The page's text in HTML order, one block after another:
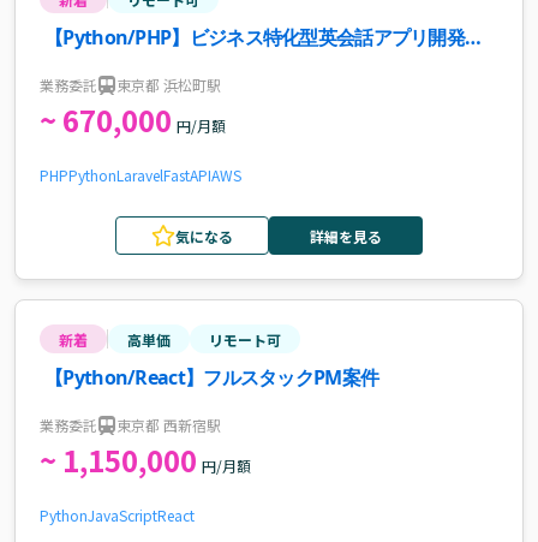
【Python/PHP】ビジネス特化型英会話アプリ開発の
業務委託 東京都 浜松町駅
~ 670,000 円/月額
PHPPythonLaravelFastAPIAWS
気になる 詳細を見る
新着 高単価 リモート可
【Python/React】フルスタックPM案件
業務委託 東京都 西新宿駅
~ 1,150,000 円/月額
PythonJavaScriptReact